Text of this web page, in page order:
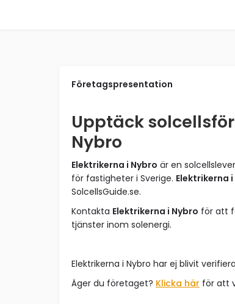
Företagspresentation
Upptäck
Nybro
Elektrikerna i Nybro är en
för fastigheter i Sverige. Elektrikerna
SolcellsGuide.se.
Kontakta Elektrikerna i Nybro för att
tjänster inom solenergi.
Elektrikerna i Nybro har ej blivit
Äger du företaget? Klicka här för att